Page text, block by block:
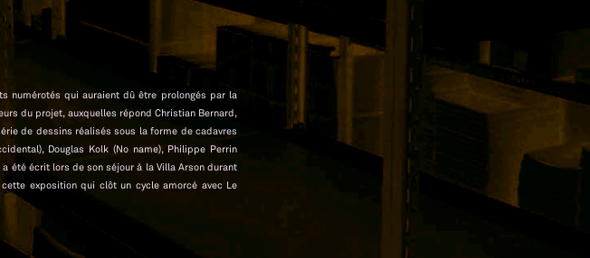
numérotés qui auraient dû être prolongés par la
du projet, auxquelles répond Christian Bernard,
de dessins réalisés sous la forme de cadavres
Douglas Kolk (No name), Philippe Perrin
été écrit lors de son séjour à la Villa Arson durant
exposition qui clôt un cycle amorcé avec Le